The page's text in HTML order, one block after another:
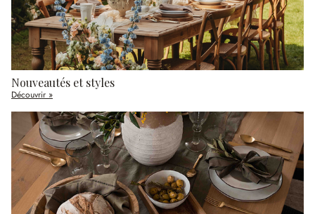
Nouveautés et styles
Découvrir »